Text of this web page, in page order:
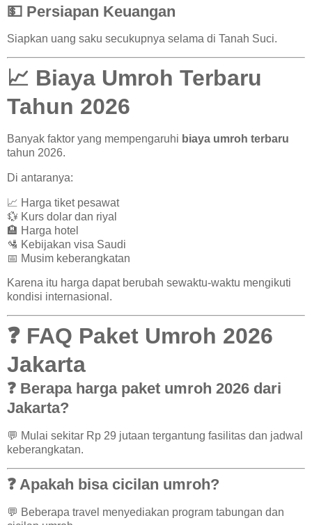
💵 Persiapan Keuangan
Siapkan uang saku secukupnya selama di Tanah Suci.
📈 Biaya Umroh Terbaru
Tahun 2026
Banyak faktor yang mempengaruhi biaya umroh terbaru
tahun 2026.
Di antaranya:
📈 Harga tiket pesawat
💱 Kurs dolar dan riyal
🏨 Harga hotel
🛂 Kebijakan visa Saudi
📅 Musim keberangkatan
Karena itu harga dapat berubah sewaktu-waktu mengikuti
kondisi internasional.
❓ FAQ Paket Umroh 2026
Jakarta
❓ Berapa harga paket umroh 2026 dari
Jakarta?
💬 Mulai sekitar Rp 29 jutaan tergantung fasilitas dan jadwal
keberangkatan.
❓ Apakah bisa cicilan umroh?
💬 Beberapa travel menyediakan program tabungan dan